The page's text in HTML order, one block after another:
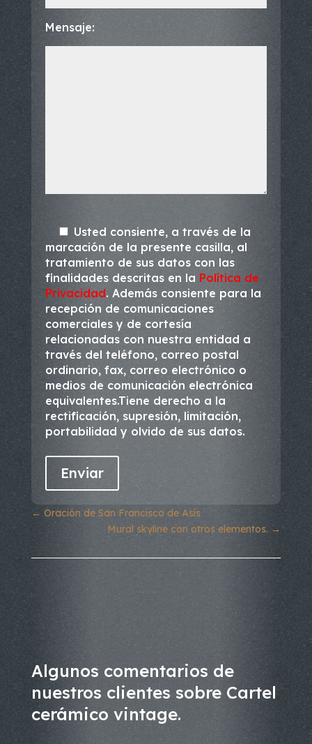
Mensaje:
Usted consiente, a través de la
marcación de la presente casilla, al
tratamiento de sus datos con las
finalidades descritas en la Política de
Privacidad. Además consiente para la
recepción de comunicaciones
comerciales y de cortesía
relacionadas con nuestra entidad a
través del teléfono, correo postal
ordinario, fax, correo electrónico o
medios de comunicación electrónica
equivalentes.Tiene derecho a la
rectificación, supresión, limitación,
portabilidad y olvido de sus datos.
← Oración de San Francisco de Asís
Mural skyline con otros elementos. →
Algunos comentarios de
nuestros clientes sobre Cartel
cerámico vintage.